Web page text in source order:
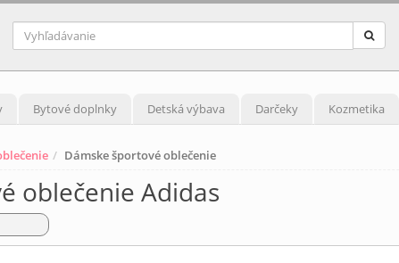
Bytové doplnky Detská výbava Darčeky Kozmetika
Dámske športové oblečenie
oblečenie Adidas